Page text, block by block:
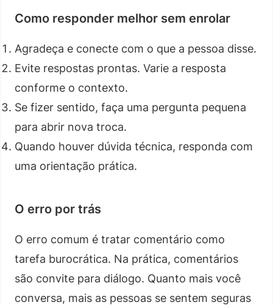
Como responder melhor sem enrolar
Agradeça e conecte com o que a pessoa disse.
Evite respostas prontas. Varie a resposta
conforme o contexto.
Se fizer sentido, faça uma pergunta pequena
para abrir nova troca.
Quando houver dúvida técnica, responda com
uma orientação prática.
O erro por trás
O erro comum é tratar comentário como
tarefa burocrática. Na prática, comentários
são convite para diálogo. Quanto mais você
conversa, mais as pessoas se sentem seguras